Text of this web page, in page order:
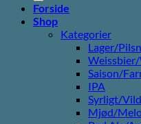
Forside
Shop
Kategorier
Lager/
Saison/
IPA
Syrligt/
Mjød/